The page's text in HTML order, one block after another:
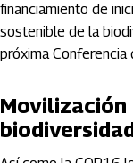
financiamiento de
sostenible de la
próxima Conferencia
Movilización